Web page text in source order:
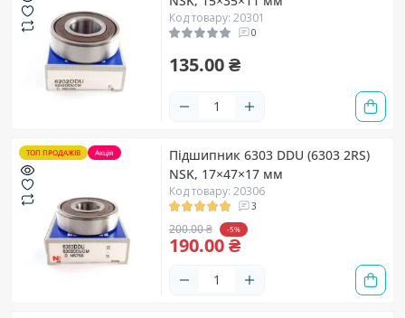
Код товару: 20301
0
135.00 ₴
ТОП ПРОДАЖІВ Акція
Підшипник 6303 DDU (6303 2RS)
NSK, 17×47×17 мм
Код товару: 20306
3
200.00 ₴ -5%
190.00 ₴